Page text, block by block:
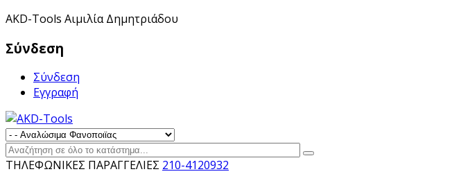
ΑKD-Tools Αιμιλία Δημητριάδου
Σύνδεση
Σύνδεση
Εγγραφή
ΤΗΛΕΦΩΝΙΚΕΣ ΠΑΡΑΓΓΕΛΙΕΣ 210-4120932